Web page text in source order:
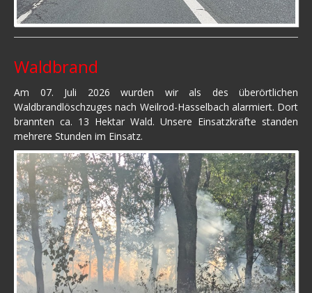
Waldbrand
Am 07. Juli 2026 wurden wir als des überörtlichen
Waldbrandlöschzuges nach Weilrod-Hasselbach alarmiert. Dort
brannten ca. 13 Hektar Wald. Unsere Einsatzkräfte standen
mehrere Stunden im Einsatz.